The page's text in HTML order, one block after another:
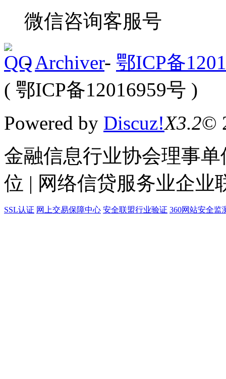
微信咨询客服号
- Archiver- 鄂ICP备
( 鄂ICP备12016959号 )
Powered by Discuz!X3.2©
金融信息行业协会理事
位 | 网络信贷服务业企业
SSL认证 网上交易保障中心 安全联盟行业验证 360网站安全监